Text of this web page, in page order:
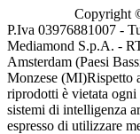
Copyright
P.Iva 03976881007 -
Mediamond S.p.A. -
Amsterdam (Paesi
Monzese (MI)Rispetto
riprodotti è vietata ogni
sistemi di intelligenza
espresso di utilizzare